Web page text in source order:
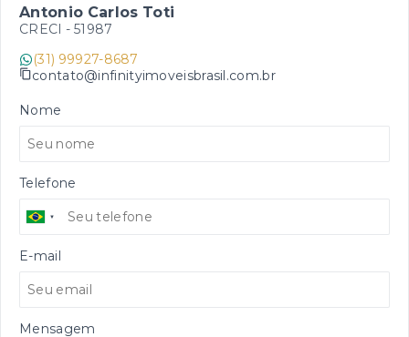
Antonio Carlos Toti
CRECI - 51987
(31) 99927-8687
contato@infinityimoveisbrasil.com.br
Nome
Telefone
E-mail
Mensagem